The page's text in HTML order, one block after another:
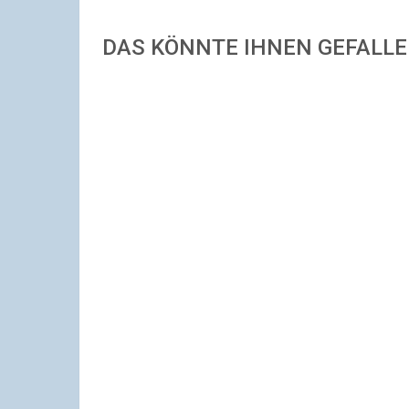
DAS KÖNNTE IHNEN